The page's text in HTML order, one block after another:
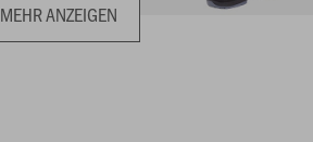
MEHR ANZEIGEN